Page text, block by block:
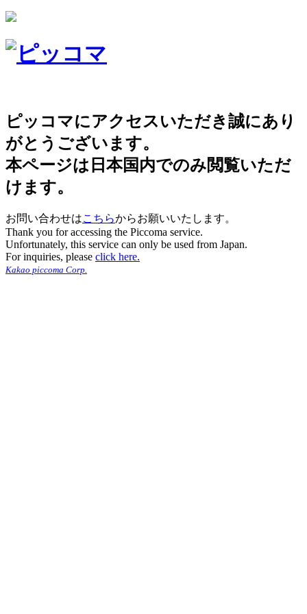
ピッコマにアクセスいただき誠にあり
がとうございます。
本ページは日本国内でのみ閲覧いただ
けます。
お問い合わせはこちらからお願いいたします。
Thank you for accessing the Piccoma service.
Unfortunately, this service can only be used from Japan.
For inquiries, please click here.
Kakao piccoma Corp.